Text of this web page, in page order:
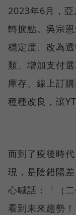
2023年6月，
轉捩點。吳宗
穩定度、改為
類、增加支付
庫存、線上訂
種種改良，讓
而到了疫後時
現，是陰錯陽
心喊話：「（
看到未來趨勢